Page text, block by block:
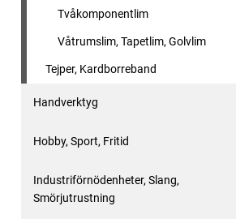
Tvåkomponentlim
Våtrumslim, Tapetlim, Golvlim
Tejper, Kardborreband
Handverktyg
Hobby, Sport, Fritid
Industriförnödenheter, Slang,
Smörjutrustning